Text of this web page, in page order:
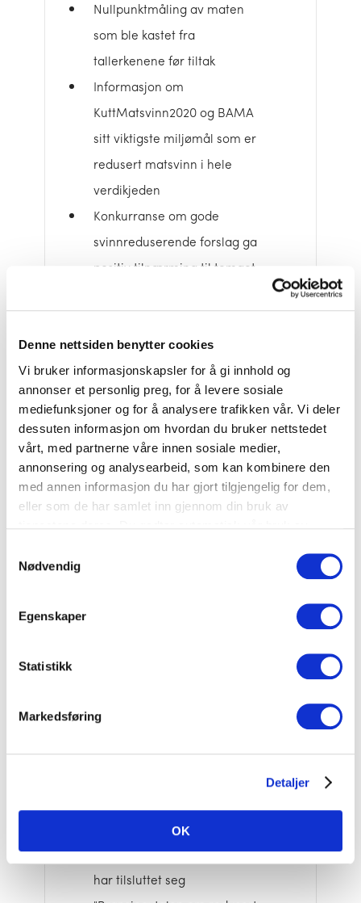
Denne nettsiden benytter cookies
Vi bruker informasjonskapsler for å gi innhold og
annonser et personlig preg, for å levere sosiale
mediefunksjoner og for å analysere trafikken vår. Vi deler
dessuten informasjon om hvordan du bruker nettstedet
vårt, med partnerne våre innen sosiale medier,
annonsering og analysearbeid, som kan kombinere den
med annen informasjon du har gjort tilgjengelig for dem,
eller som de har samlet inn gjennom din bruk av
Nødvendig
Egenskaper
Statistikk
Markedsføring
Detaljer
OK
Nullpunktmåling av maten
som ble kastet fra
tallerkenene før tiltak
Informasjon om
KuttMatsvinn2020 og BAMA
sitt viktigste miljømål som er
redusert matsvinn i hele
verdikjeden
Konkurranse om gode
svinnreduserende forslag ga
positiv tilnærming til temaet
gjennomsiktig pose for å
kunne se og profilere hvor
mye som ble kastet hver dag
Fokus på hvordan alle kan
bidra, både hjemme og på
jobb i kommunikasjonen
En fra ledelsen gikk rundt i
60 ansatte deltok i
Personalrestauranten. Han
informerte om at selskapet
har tilsluttet seg